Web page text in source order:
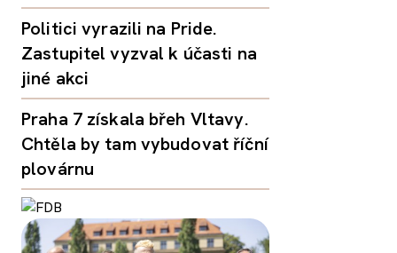
Politici vyrazili na Pride.
Zastupitel vyzval k účasti na
jiné akci
Praha 7 získala břeh Vltavy.
Chtěla by tam vybudovat říční
plovárnu